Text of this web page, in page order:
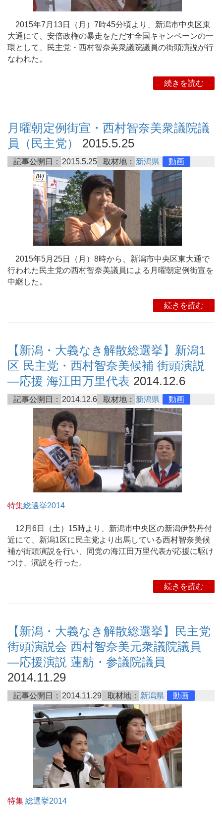
2015年7月13日（月）7時45分頃より、新潟市中央区東
大通にて、安倍政権の暴走をただす全国キャンペーンの一
環として、民主党・西村智奈美衆議院議員の街頭演説が行
なわれた。
続きを読む
月曜朝定例街宣・西村智奈美衆議院議
員（民主党）
2015.5.25
記事公開日： 2015.5.25 取材地： 新潟県 動画
2015年5月25日（月）8時から、新潟市中央区東大通で
行われた民主党の西村智奈美議員による月曜朝定例街宣を
中継した。
続きを読む
【新潟・大義なき解散総選挙】新潟1
区 民主党・西村智奈美候補 街頭演説
―応援 海江田万里代表 2014.12.6
記事公開日： 2014.12.6 取材地： 新潟県 動画
特集総選挙2014
12月6日（土）15時より、新潟市中央区の新潟伊勢丹付
近にて、新潟1区に民主党より出馬している西村智奈美候
補が街頭演説を行い、同党の海江田万里代表が応援に駆け
つけ、演説を行った。
続きを読む
【新潟・大義なき解散総選挙】民主党
街頭演説会 西村智奈美元衆議院議員
―応援演説 蓮舫・参議院議員
2014.11.29
記事公開日： 2014.11.29 取材地： 新潟県 動画
特集 総選挙2014